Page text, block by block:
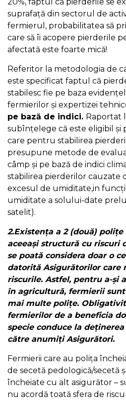
suprafață din sectorul de
fermierul, probabilitatea să
care să îi acopere pierderile
afectată este foarte mică!
Referitor la metodologia de
este specificat faptul că
stabilesc fie pe baza
fermierilor și expertizei
pe bază de indici. Raportat
subînțelege că este eligibil și
care pentru stabilirea
presupune metode de
câmp și pe bază de indici
stabilirea pierderilor cauzate
excesul de umiditate,in
umiditate a solului-date
satelit).
2.Existența a 2 (două)
aceeași structură cu riscuri
se poată considera doar o
datorită Asigurătorilor care
riscurile. Astfel, pentru a-și
în agricultură, fermierii
mai multe polițe.
fermierilor de a beneficia
specie conduce la
către anumiți Asigurători.
Fermierii care au polița
de secetă pedologică/secetă
încheiate cu alt asigurător –
nu acordă toată sfera de